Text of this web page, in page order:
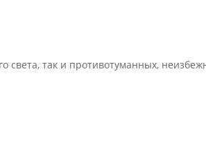
света, так и противотуманных,